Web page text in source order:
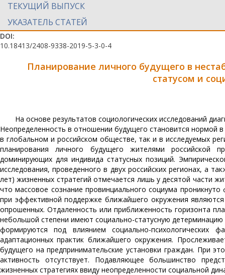
ТЕКУЩИЙ ВЫПУСК
УКАЗАТЕЛЬ СТАТЕЙ
DOI:
10.18413/2408-9338-2019-5-3-0-4
Планирование личного будущего в
статусом и
На основе результатов социологических исследований
Неопределенность в отношении будущего становится нормой
в глобальном и российском обществе, так и в исследуемых
планирования личного будущего жителями российской
доминирующих для индивида статусных позиций.
исследования, проведенного в двух российских регионах, а
лет) жизненных стратегий отмечается лишь у десятой части
что массовое сознание провинциального социума
при эффективной поддержке ближайшего окружения
опрошенных. Отдаленность или приближенность горизонта
небольшой степени имеют социально-статусную
формируются под влиянием социально-психологических
адаптационных практик ближайшего окружения.
будущего на предпринимательские установки граждан. При
активность отсутствует. Подавляющее большинство
жизненных стратегиях ввиду неопределенности социальной